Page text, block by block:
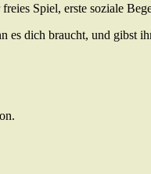
Spiel, erste soziale
es dich braucht, und